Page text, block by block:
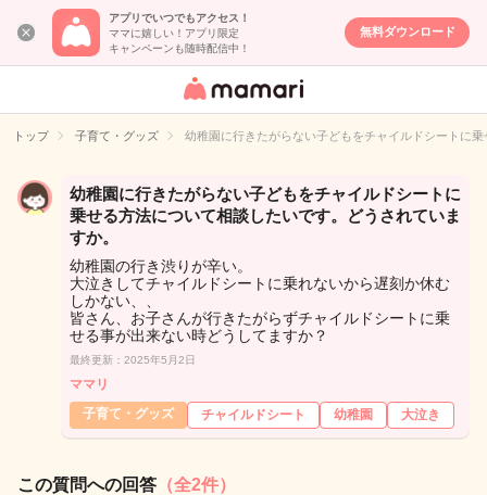
アプリでいつでもアクセス！
ママに嬉しい！アプリ限定
キャンペーンも随時配信中！
無料ダウンロード
女性専用匿名QA
イト
トップ 子育て・グッズ 幼稚園に行きたがらない子どもをチャイルドシートに
幼稚園に行きたがらない子どもをチャイルドシートに
乗せる方法について相談したいです。どうされていま
すか。
幼稚園の行き渋りが辛い。
大泣きしてチャイルドシートに乗れないから遅刻か休む
しかない、、
皆さん、お子さんが行きたがらずチャイルドシートに乗
せる事が出来ない時どうしてますか？
最終更新：2025年5月2日
ママリ
子育て・グッズ
チャイルドシート 幼稚園 大泣き
この質問への回答 （全2件）